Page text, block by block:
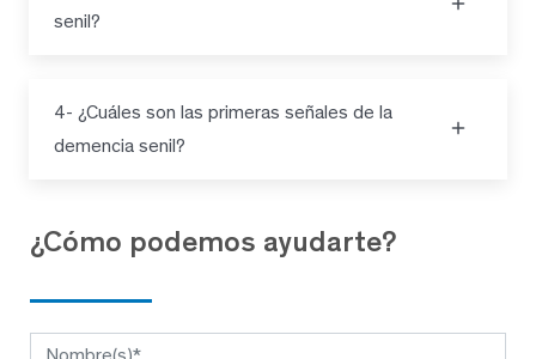
senil?
4- ¿Cuáles son las primeras señales de la
demencia senil?
¿Cómo podemos ayudarte?